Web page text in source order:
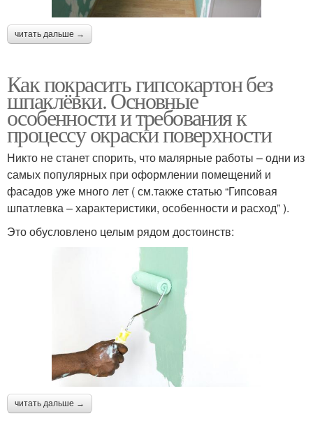
читать дальше →
Как покрасить гипсокартон без
шпаклёвки. Основные
особенности и требования к
процессу окраски поверхности
Никто не станет спорить, что малярные работы – одни из
самых популярных при оформлении помещений и
фасадов уже много лет ( см.также статью “Гипсовая
шпатлевка – характеристики, особенности и расход” ).
Это обусловлено целым рядом достоинств:
читать дальше →